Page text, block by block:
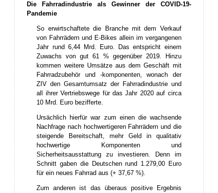
Die Fahrradindustrie als Gewinner der COVID-19-
Pandemie
So erwirtschaftete die Branche mit dem Verkauf
von Fahrrädern und E-Bikes allein im vergangenen
Jahr rund 6,44 Mrd. Euro. Das entspricht einem
Zuwachs von gut 61 % gegenüber 2019. Hinzu
kommen weitere Umsätze aus dem Geschäft mit
Fahrradzubehör und -komponenten, wonach der
ZIV den Gesamtumsatz der Fahrradindustrie und
all ihrer Vertriebswege für das Jahr 2020 auf circa
10 Mrd. Euro bezifferte.
Ursächlich hierfür war zum einen die wachsende
Nachfrage nach hochwertigeren Fahrrädern und die
steigende Bereitschaft, mehr Geld in qualitativ
hochwertige Komponenten und
Sicherheitsausstattung zu investieren. Denn im
Schnitt gaben die Deutschen rund 1.279,00 Euro
für ein neues Fahrrad aus (+ 37,67 %).
Zum anderen ist das überaus positive Ergebnis